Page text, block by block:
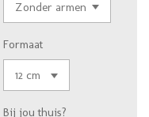
Formaat
Bij jou thuis?